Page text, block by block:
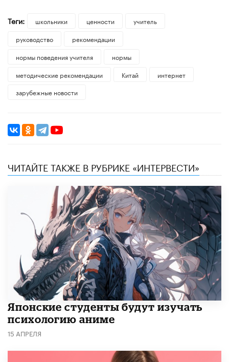
Теги: школьники ценности
учитель
руководство
рекомендации
нормы поведения учителя
нормы
методические рекомендации
Китай
интернет
зарубежные новости
ЧИТАЙТЕ ТАКЖЕ В РУБРИКЕ «ИНТЕРВЕСТИ»
Японские студенты будут изучать
психологию аниме
15 АПРЕЛЯ